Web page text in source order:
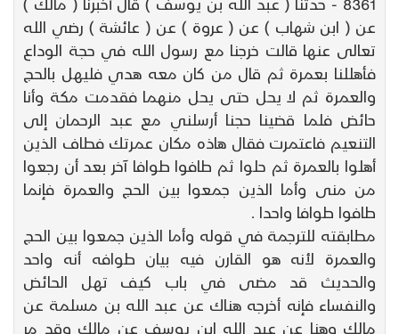
عن ( ابن شهاب ) عن ( عروة ) عن ( عائشة ) رضي الله
تعالى عنها قالت خرجنا مع رسول الله في حجة الوداع
فأهللنا بعمرة ثم قال من كان معه هدي فليهل بالحج
والعمرة ثم لا يحل حتى يحل منهما فقدمت مكة وأنا
حائض فلما قضينا حجنا أرسلني مع عبد الرحمان إلى
التنعيم فاعتمرت فقال هاذه مكان عمرتك فطاف الذين
أهلوا بالعمرة ثم حلوا ثم طافوا طوافا آخر بعد أن رجعوا
من منى وأما الذين جمعوا بين الحج والعمرة فإنما
طافوا طوافا واحدا .
مطابقته للترجمة في قوله وأما الذين جمعوا بين الحج
والعمرة لأنه هو القارن فيه بيان طوافه أنه واحد
والحديث قد مضى في باب كيف تهل الحائض
والنفساء فإنه أخرجه هناك عن عبد الله بن مسلمة عن
مالك وهنا عن عبد الله ابن يوسف عن مالك وقد مر